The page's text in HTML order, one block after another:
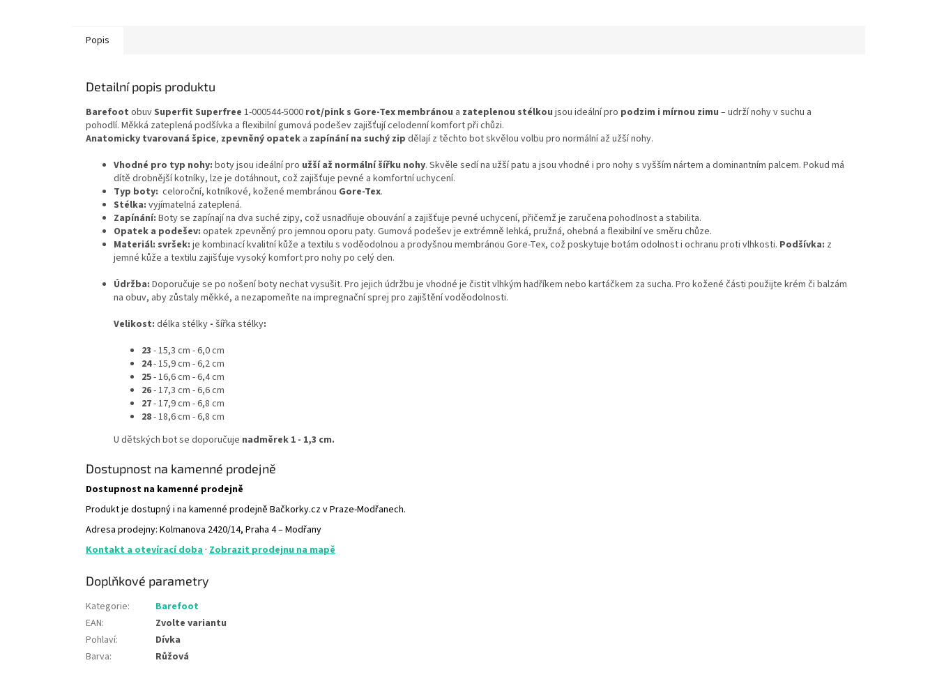
Popis
Detailní popis produktu
Barefoot obuvSuperfit Superfree 1-000544-5000 rot/pink s Gore-Tex membránou a zateplenou stélkou jsou ideální pro podzim i mírnou zimu – udrží nohy v suchu a
pohodlí. Měkká zateplená podšívka a flexibilní gumová podešev zajišťují celodenní komfort při chůzi.
Anatomicky tvarovaná špice, zpevněný opatek a zapínání na suchý zip dělají z těchto bot skvělou volbu pro normální až užší nohy.
Vhodné pro typ nohy: boty jsou ideální pro užší až normální šířku nohy. Skvěle sedí na užší patu a jsou vhodné i pro nohy s vyšším nártem a dominantním palcem. Pokud má
dítě drobnější kotníky, lze je dotáhnout, což zajišťuje pevné a komfortní uchycení.
Typ boty: celoroční, kotníkové, kožené membránou Gore-Tex.
Stélka: vyjímatelná zateplená.
Zapínání: Boty se zapínají na dva suché zipy, což usnadňuje obouvání a zajišťuje pevné uchycení, přičemž je zaručena pohodlnost a stabilita.
Opatek a podešev: opatek zpevněný pro jemnou oporu paty. Gumová podešev je extrémně lehká, pružná, ohebná a flexibilní ve směru chůze.
Materiál: svršek: je kombinací kvalitní kůže a textilu s voděodolnou a prodyšnou membránou Gore-Tex, což poskytuje botám odolnost i ochranu proti vlhkosti. Podšívka: z
jemné kůže a textilu zajišťuje vysoký komfort pro nohy po celý den.
Údržba: Doporučuje se po nošení boty nechat vysušit. Pro jejich údržbu je vhodné je čistit vlhkým hadříkem nebo kartáčkem za sucha. Pro kožené části použijte krém či balzám
na obuv, aby zůstaly měkké, a nezapomeňte na impregnační sprej pro zajištění voděodolnosti.
Velikost: délka stélky - šířka stélky:
23 -15,3 cm - 6,0 cm
24-15,9 cm - 6,2 cm
25-16,6 cm - 6,4 cm
26- 17,3 cm - 6,6 cm
27- 17,9 cm - 6,8 cm
28- 18,6 cm - 6,8 cm
U dětských bot se doporučuje nadměrek 1 - 1,3 cm.
Dostupnost na kamenné prodejně
Dostupnost na kamenné prodejně
Produkt je dostupný i na kamenné prodejně Bačkorky.cz v Praze-Modřanech.
Adresa prodejny: Kolmanova 2420/14, Praha 4 – Modřany
Kontakt a otevírací doba · Zobrazit prodejnu na mapě
Doplňkové parametry
Kategorie:
Barefoot
EAN:
Zvolte variantu
Pohlaví:
Dívka
Barva: Růžová